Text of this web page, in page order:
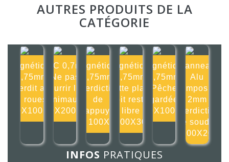
AUTRES PRODUITS DE LA
CATÉGORIE
Magnétique
0,75mm
Interdit aux
2 roues
100X100mm
PVC 0,7mm
Ne pas
nourrir les
animaux
200X200mm
Magnétique
0,75mm
Interdiction
de
s'appuyer
ici 100X10
Magnétique
0,75mm
Cette place
doit rester
libre
300X30
Magnétique
0,75mm
Pêche
gardée
100X100mm
Panneau
Alu
composite
2mm
Interdiction
de souder
200X20
INFOS PRATIQUES